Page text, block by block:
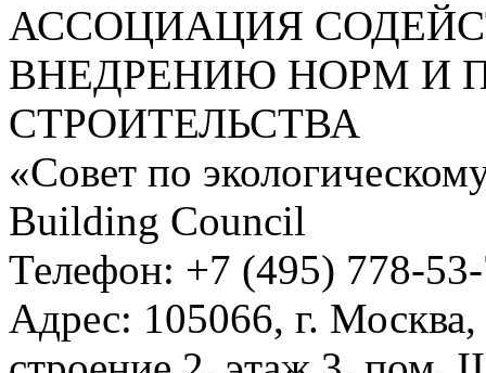
АССОЦИАЦИЯ
ВНЕДРЕНИЮ НОРМ И
СТРОИТЕЛЬСТВА
«Совет по
Building Council
Телефон: +7 (495) 778-
Адрес: 105066, г.